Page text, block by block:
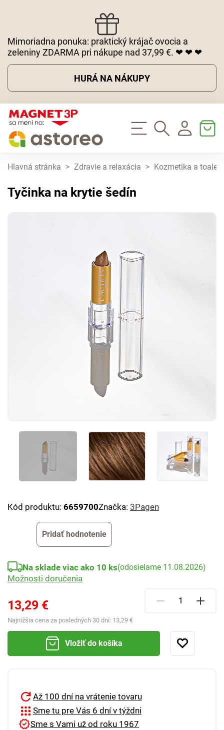
Mimoriadna ponuka: praktický krájač ovocia a
zeleniny ZDARMA pri nákupe nad 37,99 €. ❤ ❤ ❤
HURÁ NA NÁKUPY
Hlavná stránka > Zdravie a relaxácia > Kozmetika a
Tyčinka na krytie šedín
Kód produktu: 6659700Značka: 3Pagen
Pridať hodnotenie
13,29 €
Najnižšia cena za posledných 30 dní: 13,29 €
Na sklade viac ako 10 ks(odosielame 11.08.2026)
Možnosti doručenia
Vložiť do košíka
Až 100 dní na vrátenie tovaru
Sme tu pre Vás 6 dní v týždni
Sme s Vami už od roku 1967